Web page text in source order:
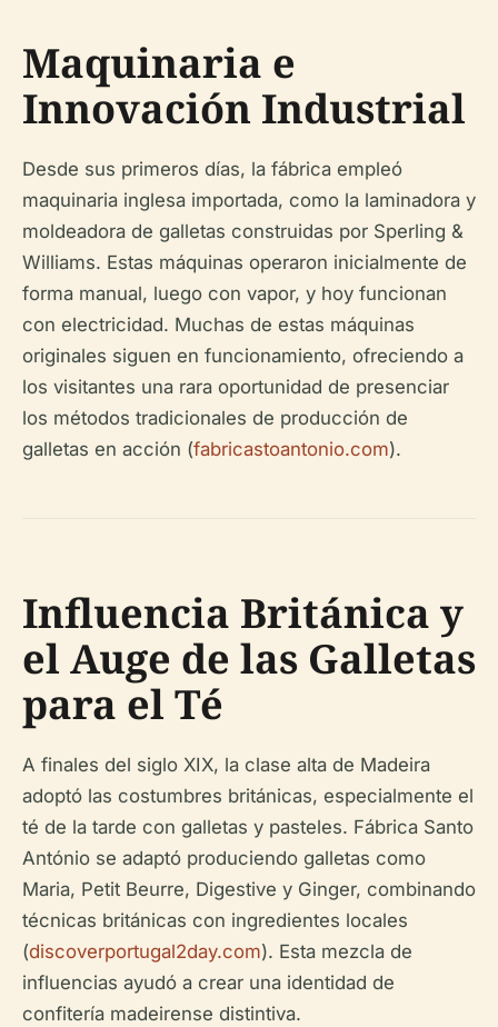
Maquinaria e
Innovación Industrial
Desde sus primeros días, la fábrica empleó
maquinaria inglesa importada, como la laminadora y
moldeadora de galletas construidas por Sperling &
Williams. Estas máquinas operaron inicialmente de
forma manual, luego con vapor, y hoy funcionan
con electricidad. Muchas de estas máquinas
originales siguen en funcionamiento, ofreciendo a
los visitantes una rara oportunidad de presenciar
los métodos tradicionales de producción de
galletas en acción (fabricastoantonio.com).
Influencia Británica y
el Auge de las Galletas
para el Té
A finales del siglo XIX, la clase alta de Madeira
adoptó las costumbres británicas, especialmente el
té de la tarde con galletas y pasteles. Fábrica Santo
António se adaptó produciendo galletas como
Maria, Petit Beurre, Digestive y Ginger, combinando
técnicas británicas con ingredientes locales
(discoverportugal2day.com). Esta mezcla de
influencias ayudó a crear una identidad de
confitería madeirense distintiva.